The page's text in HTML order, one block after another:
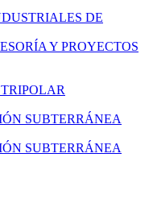
DE
Y PROYECTOS
SUBTERRÁNEA
SUBTERRÁNEA